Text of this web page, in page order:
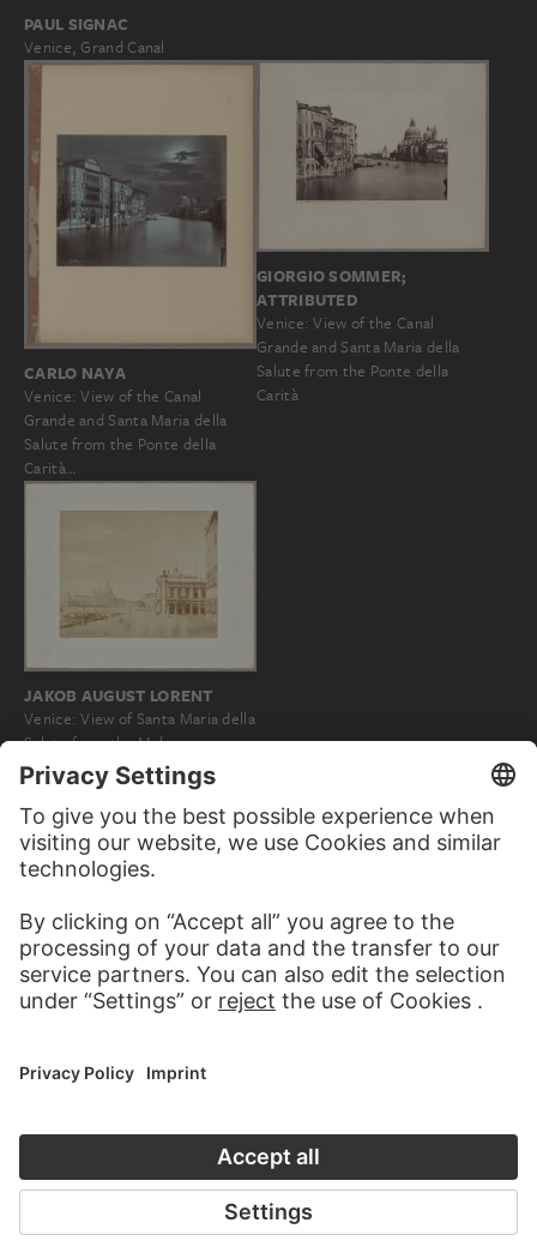
PAUL SIGNAC
Venice, Grand Canal
CARLO NAYA
Venice: View of the Canal
Grande and Santa Maria della
Salute from the Ponte della
Carità…
GIORGIO SOMMER;
ATTRIBUTED
Venice: View of the Canal
Grande and Santa Maria della
Salute from the Ponte della
Carità
JAKOB AUGUST LORENT
Venice: View of Santa Maria della
Salute from the Molo